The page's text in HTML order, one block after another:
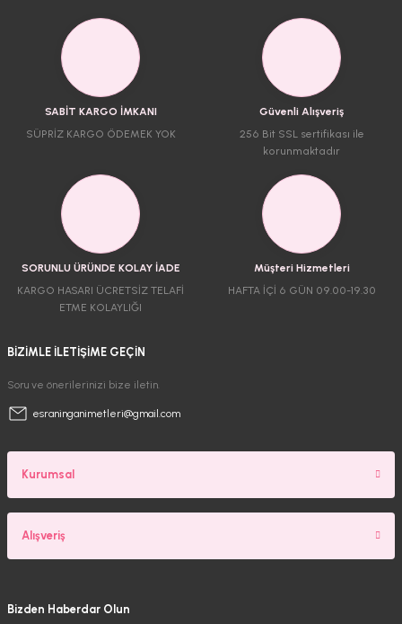
SABİT KARGO İMKANI
SÜPRİZ KARGO ÖDEMEK YOK
Güvenli Alışveriş
256 Bit SSL sertifikası ile
korunmaktadır
SORUNLU ÜRÜNDE KOLAY İADE
KARGO HASARI ÜCRETSİZ TELAFİ
ETME KOLAYLIĞI
Müşteri Hizmetleri
HAFTA İÇİ 6 GÜN 09.00-19.30
BİZİMLE İLETİŞİME GEÇİN
Soru ve önerilerinizi bize iletin.
esraninganimetleri@gmail.com
Kurumsal
Alışveriş
Bizden Haberdar Olun